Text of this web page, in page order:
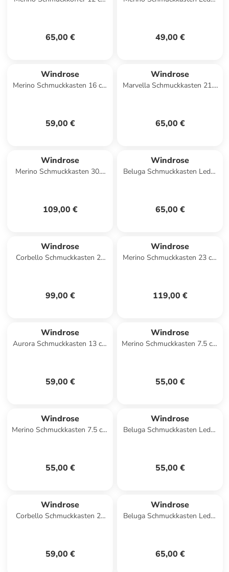
65,00 € 49,00 €
Windrose
Merino Schmuckkasten 16 cm
59,00 €
Windrose
Marvella Schmuckkasten 21.5
65,00 €
Windrose
Merino Schmuckkasten 30.5
109,00 €
Windrose
Beluga Schmuckkasten Leder
65,00 €
Windrose
Corbello Schmuckkasten 25
99,00 €
Windrose
Merino Schmuckkasten 23 cm
119,00 €
Windrose
Aurora Schmuckkasten 13 cm
59,00 €
Windrose
Merino Schmuckkasten 7.5 cm
55,00 €
Windrose
Merino Schmuckkasten 7.5 cm
55,00 €
Windrose
Beluga Schmuckkasten Leder
55,00 €
Windrose
Corbello Schmuckkasten 23
59,00 €
Windrose
Beluga Schmuckkasten Leder
65,00 €